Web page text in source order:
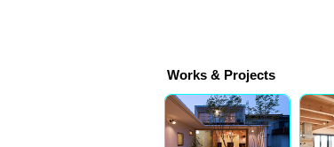
Works & Projects